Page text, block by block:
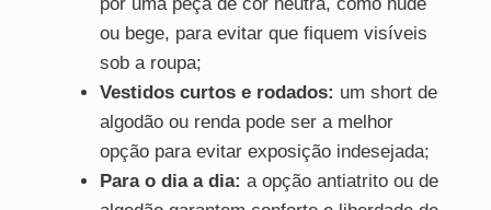
ou bege, para evitar que fiquem visíveis
sob a roupa;
Vestidos curtos e rodados: um short de
algodão ou renda pode ser a melhor
opção para evitar exposição indesejada;
Para o dia a dia: a opção antiatrito ou de